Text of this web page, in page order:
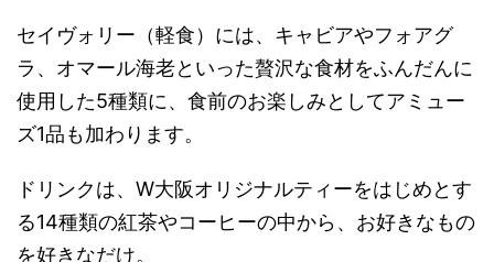
セイヴォリー（軽食）には、キャビアやフォアグ
ラ、オマール海老といった贅沢な食材をふんだんに
使用した5種類に、食前のお楽しみとしてアミュー
ズ1品も加わります。
ドリンクは、W大阪オリジナルティーをはじめとす
る14種類の紅茶やコーヒーの中から、お好きなもの
を好きなだけ。